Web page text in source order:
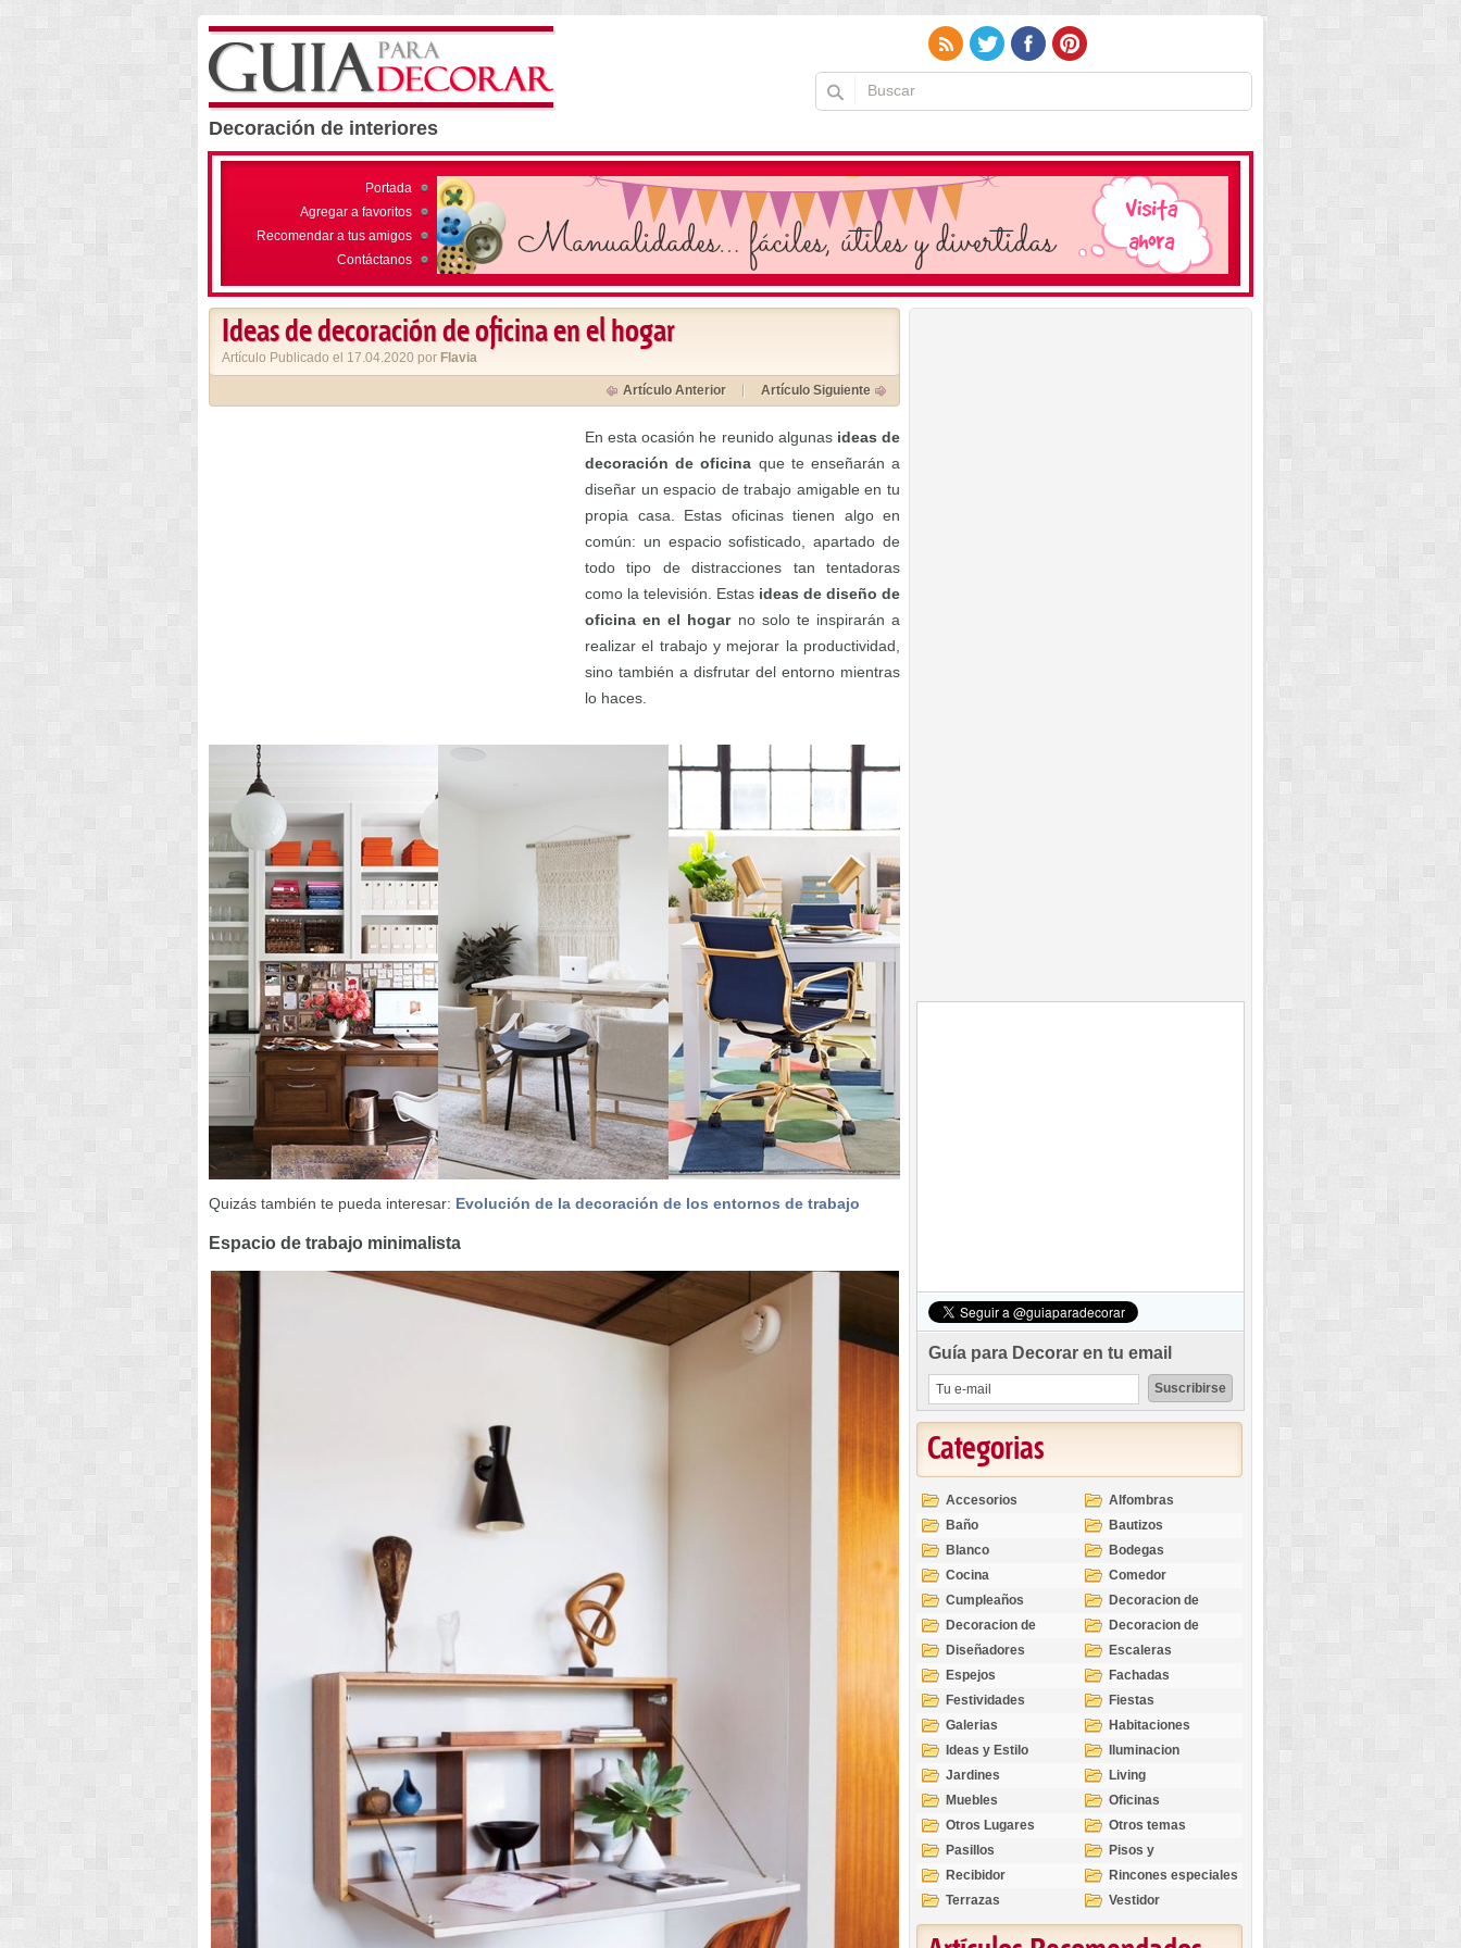
Decoración de interiores
Portada
Agregar a favoritos
Recomendar a tus amigos
Contáctanos
Ideas de decoración de oficina en el hogar
Artículo Publicado el 17.04.2020 por Flavia
Artículo Anterior Artículo Siguiente
En esta ocasión he reunido algunas ideas de
decoración de oficina que te enseñarán a
diseñar un espacio de trabajo amigable en tu
propia casa. Estas oficinas tienen algo en
común: un espacio sofisticado, apartado de
todo tipo de distracciones tan tentadoras
como la televisión. Estas ideas de diseño de
oficina en el hogarno solo te inspirarán a
realizar el trabajo y mejorar la productividad,
sino también a disfrutar del entorno mientras
lo haces.
Quizás también te pueda interesar: Evolución de la decoración de los entornos de trabajo
Espacio de trabajo minimalista
Guía para Decorar en tu email
Categorias
Accesorios
Alfombras
Baño
Bautizos
Blanco
Bodegas
Cocina
Comedor
Cumpleaños
Decoracion de
Exteriores
Decoracion de
Interiores
Decoracion de
Ocasiones
Diseñadores
Escaleras
Espejos
Fachadas
Festividades
Fiestas
Galerias
Habitaciones
Ideas y Estilo
Iluminacion
Jardines
Living
Muebles
Oficinas
Otros Lugares
Otros temas
Pasillos
Pisos y
revestimientos
Recibidor
Rincones especiales
Terrazas
Vestidor